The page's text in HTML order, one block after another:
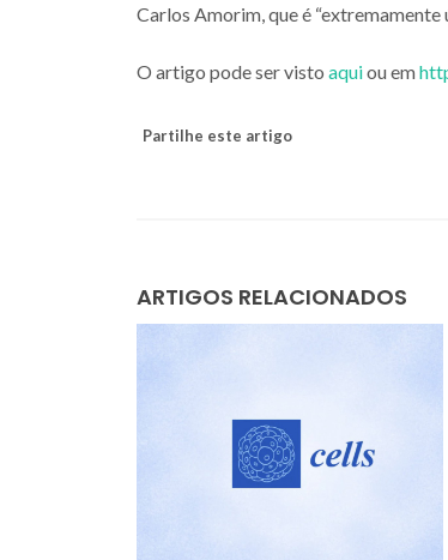
Carlos Amorim, que é
O artigo pode ser visto aquiou em
Partilhe este artigo
ARTIGOS RELACIONADOS